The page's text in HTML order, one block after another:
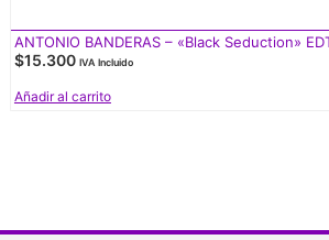
ANTONIO BANDERAS – «Black Seduction»
$15.300 IVA Incluido
Añadir al carrito